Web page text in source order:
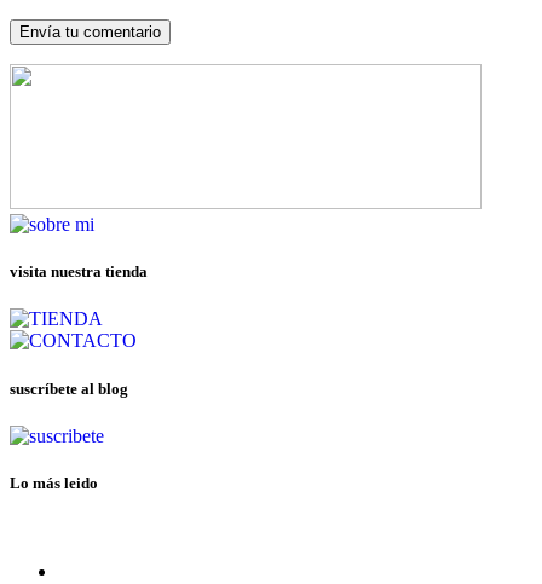
visita nuestra tienda
suscríbete al blog
Lo más leido